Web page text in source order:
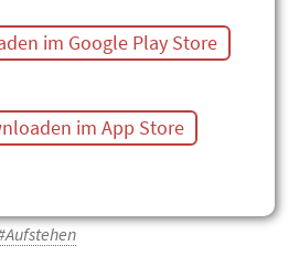
Vorwärts
#Aufstehen
im Google Play Store
im App Store